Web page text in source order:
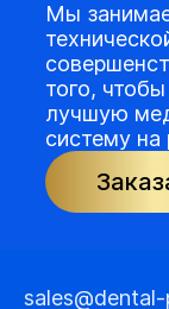
Мы
того,
лучшую
систему на